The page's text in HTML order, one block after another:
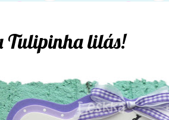
Tulipinha lilás!